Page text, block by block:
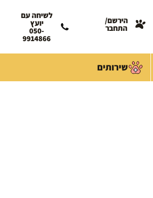
הירשם/
התחבר
לשיחה עם
יועץ
050-
9914866
שירותים